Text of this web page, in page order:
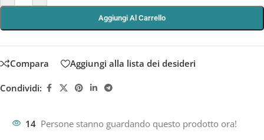
Aggiungi Al Carrello
Compara Aggiungi alla lista dei desideri
Condividi:
14 Persone stanno guardando questo prodotto ora!